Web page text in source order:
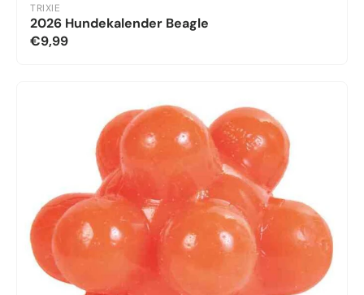
TRIXIE
2026 Hundekalender Beagle
€9,99